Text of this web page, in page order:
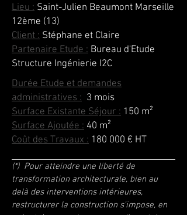
Lieu : Saint-Julien Beaumont Marseille
12ème (13)
Client : Stéphane et Claire
Partenaire Etude : Bureau d'Etude
Structure Ingénierie I2C
Durée Etude et demandes
administratives : 3 mois
Surface Existante Séjour : 150 m²
Surface Ajoutée : 40 m²
Coût des Travaux : 180 000 € HT
(*) Pour atteindre une liberté de
transformation architecturale, bien au
delà des interventions intérieures,
restructurer la construction s'impose, en